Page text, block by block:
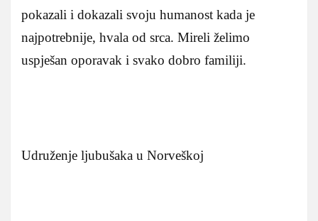
pokazali i dokazali svoju humanost kada je
najpotrebnije, hvala od srca. Mireli želimo
uspješan oporavak i svako dobro familiji.
Udruženje ljubušaka u Norveškoj